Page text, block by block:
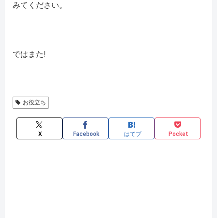
みてください。
ではまた!
お役立ち
X Facebook はてブ Pocket